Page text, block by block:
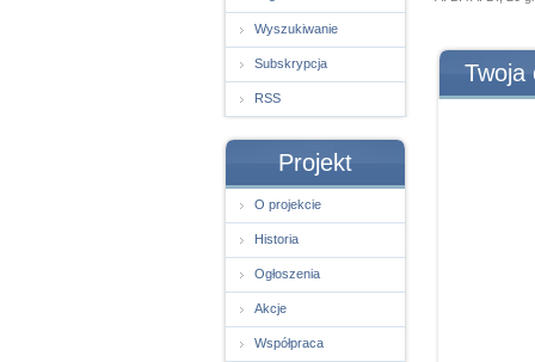
Wyszukiwanie
Subskrypcja
RSS
Projekt
O projekcie
Historia
Ogłoszenia
Akcje
Współpraca
Twoja